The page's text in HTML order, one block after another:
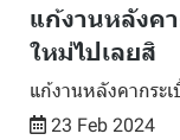
แก้งานหลังค
ใหม่ไปเลยสิ
แก้งานหลังคากระ
23 Feb 2024